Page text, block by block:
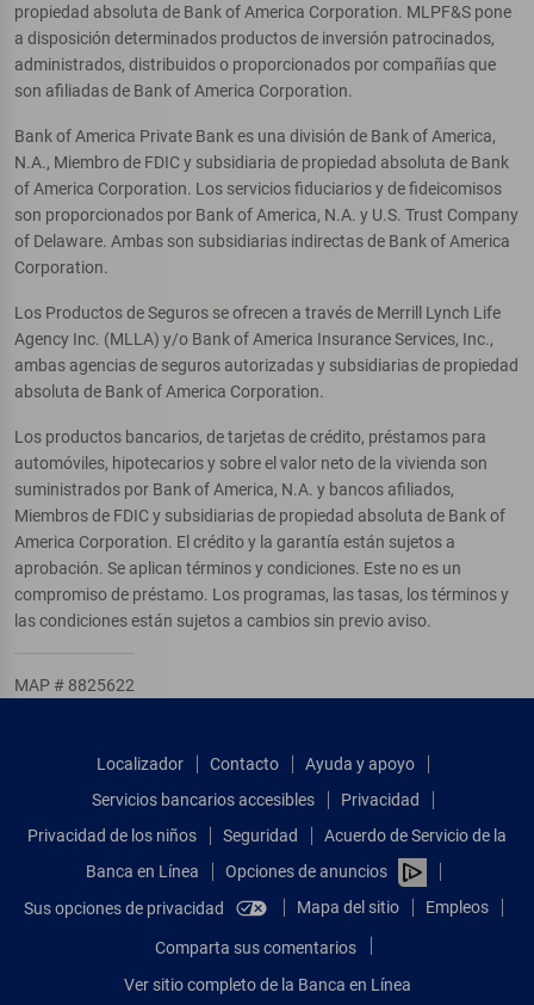
propiedad absoluta de Bank of America Corporation. MLPF&S pone
a disposición determinados productos de inversión patrocinados,
administrados, distribuidos o proporcionados por compañías que
son afiliadas de Bank of America Corporation.
Bank of America Private Bank es una división de Bank of America,
N.A., Miembro de FDIC y subsidiaria de propiedad absoluta de Bank
of America Corporation. Los servicios fiduciarios y de fideicomisos
son proporcionados por Bank of America, N.A. y U.S. Trust Company
of Delaware. Ambas son subsidiarias indirectas de Bank of America
Corporation.
Los Productos de Seguros se ofrecen a través de Merrill Lynch Life
Agency Inc. (MLLA) y/o Bank of America Insurance Services, Inc.,
ambas agencias de seguros autorizadas y subsidiarias de propiedad
absoluta de Bank of America Corporation.
Los productos bancarios, de tarjetas de crédito, préstamos para
automóviles, hipotecarios y sobre el valor neto de la vivienda son
suministrados por Bank of America, N.A. y bancos afiliados,
Miembros de FDIC y subsidiarias de propiedad absoluta de Bank of
America Corporation. El crédito y la garantía están sujetos a
aprobación. Se aplican términos y condiciones. Este no es un
compromiso de préstamo. Los programas, las tasas, los términos y
las condiciones están sujetos a cambios sin previo aviso.
MAP # 8825622
Localizador Contacto
Ayuda y apoyo
Servicios bancarios accesibles
Privacidad
Privacidad de los niños
Seguridad
Acuerdo de Servicio de la
Banca en Línea
Opciones de anuncios
Sus opciones de privacidad
Mapa del sitio Empleos
Comparta sus comentarios
Ver sitio completo de la Banca en Línea